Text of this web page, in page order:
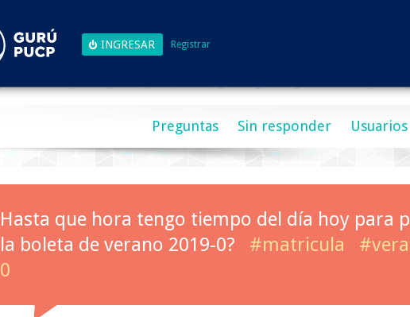
Registrar
Preguntas Sin responder Usuarios
Hasta que hora tengo tiempo del día hoy para
la boleta de verano 2019-0?
#matricula
0